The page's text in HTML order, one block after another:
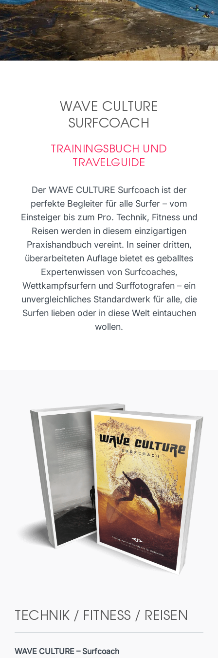
WAVE CULTURE
SURFCOACH
TRAININGSBUCH UND
TRAVELGUIDE
Der WAVE CULTURE Surfcoach ist der
perfekte Begleiter für alle Surfer – vom
Einsteiger bis zum Pro. Technik, Fitness und
Reisen werden in diesem einzigartigen
Praxishandbuch vereint. In seiner dritten,
überarbeiteten Auflage bietet es geballtes
Expertenwissen von Surfcoaches,
Wettkampfsurfern und Surffotografen – ein
unvergleichliches Standardwerk für alle, die
Surfen lieben oder in diese Welt eintauchen
wollen.
TECHNIK / FITNESS / REISEN
WAVE CULTURE – Surfcoach